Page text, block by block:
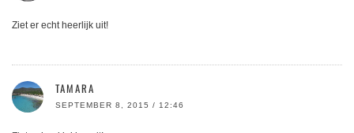
Ziet er echt heerlijk uit!
TAMARA
SEPTEMBER 8, 2015 / 12:46